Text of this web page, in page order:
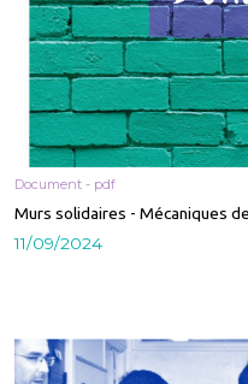
Document - pdf
Murs solidaires - Mécaniques
11/09/2024